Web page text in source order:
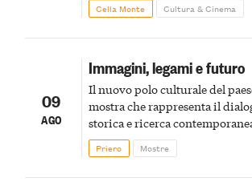
Cella Monte Cultura & Cinema
09
AGO
Immagini, legami e futuro
Il nuovo polo culturale del
mostra che rappresenta il
storica e ricerca
Priero Mostre